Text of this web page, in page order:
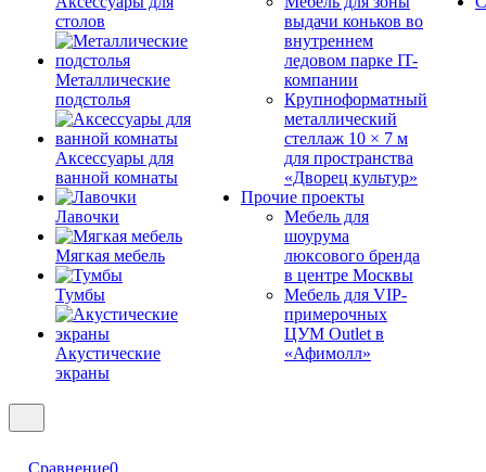
столов
Металлические
подстолья
Аксессуары для
ванной комнаты
Лавочки
Мягкая мебель
Тумбы
Акустические
экраны
выдачи коньков во
внутреннем
ледовом парке IT-
компании
Крупноформатный
металлический
стеллаж 10 × 7 м
для пространства
«Дворец культур»
Прочие проекты
Мебель для
шоурума
люксового бренда
в центре Москвы
Мебель для VIP-
примерочных
ЦУМ Outlet в
«Афимолл»
Сравнение0